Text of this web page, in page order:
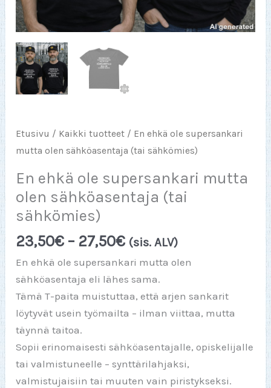
Etusivu / Kaikki tuotteet / En ehkä ole supersankari
mutta olen sähköasentaja (tai sähkömies)
En ehkä ole supersankari mutta
olen sähköasentaja (tai
sähkömies)
23,50€ – 27,50€Hintaluokka:
23,50€
-
27,50€
(sis. ALV)
En ehkä ole supersankari mutta olen
sähköasentaja eli lähes sama.
Tämä T-paita muistuttaa, että arjen sankarit
löytyvät usein työmailta – ilman viittaa, mutta
täynnä taitoa.
Sopii erinomaisesti sähköasentajalle, opiskelijalle
tai valmistuneelle – synttärilahjaksi,
valmistujaisiin tai muuten vain piristykseksi.